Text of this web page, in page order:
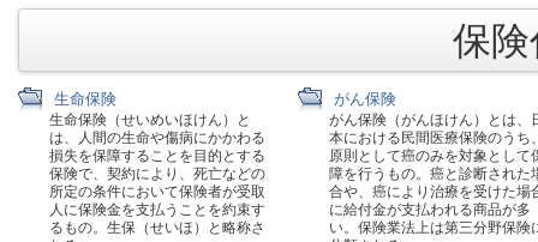
保
生命保険
生命保険（せいめいほけん）と
は、人間の生命や傷病にかかわる
損失を保障することを目的とする
保険で、契約により、死亡などの
所定の条件において保険者が受取
人に保険金を支払うことを約束す
るもの。生保（せいほ）と略称さ
がん保険
がん保険（がんほけん）とは、
本における民間医療保険のうち
原則として癌のみを対象として
障を行うもの。癌と診断された
合や、癌により治療を受けた場
に給付金が支払われる商品が多
い。保険業法上は第三分野保険